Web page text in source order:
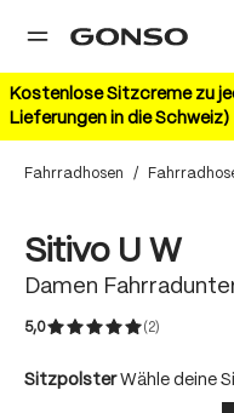
springen
Kostenlose Sitzcreme zu
Lieferungen in die Schweiz)
Fahrradhosen /
Sitivo U W
Damen
5,0 (2)
Sitzpolsterauswählen
Wähle deine